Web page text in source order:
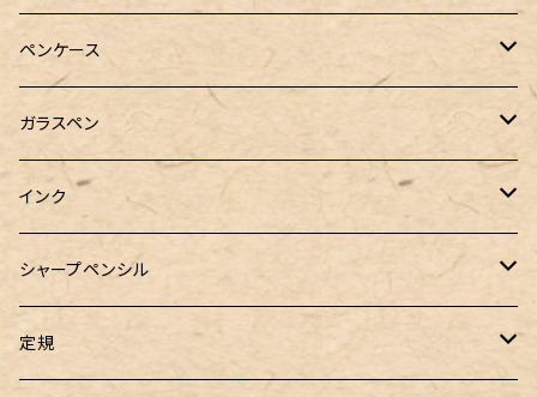
PILOT（パイロット）
万年筆用コンバーター
SAILOR（セーラー）
PLATINUM（プラチナ）
BENU（ベヌー）
PARKER（パーカー）
オリジナルボールペン
Pelikan（ペリカン）
マルチペン
PILOT（パイロット）
SAILOR（セーラー）
Caran d'Ache（カランダッシュ）
ペンケース
バハギア & クラフト
ラウンドジップペンケース
ロールペンケース
&Liebe(アンドリーベ)
シーカンパニー
LOONLOON（ルンルン）
ガラスペン
工芸装置
ペンネジューク オリジナル（予約品）
ペンネジューク オリジナル（在庫品）
書籍
佐瀬工業所
インク
オリジナルインク
Tono&Lims
シャープペンシル
富士瘤クラフト
定規